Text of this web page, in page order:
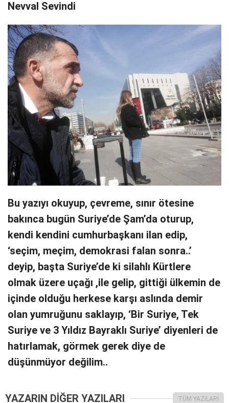
Nevval Sevindi
Bu yazıyı okuyup, çevreme, sınır ötesine
bakınca bugün Suriye’de Şam’da oturup,
kendi kendini cumhurbaşkanı ilan edip,
‘seçim, meçim, demokrasi falan sonra..’
deyip, başta Suriye’de ki silahlı Kürtlere
olmak üzere uçağı ,ile gelip, gittiği ülkemin de
içinde olduğu herkese karşı aslında demir
olan yumruğunu saklayıp, ‘Bir Suriye, Tek
Suriye ve 3 Yıldız Bayraklı Suriye’ diyenleri de
hatırlamak, görmek gerek diye de
düşünmüyor değilim..
YAZARIN DİĞER YAZILARI TÜM YAZILARI